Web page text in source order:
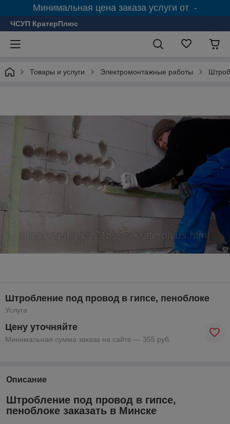
Минимальная цена заказа услуги от -
ЧСУП КратерПлюс
Товары и услуги Электромонтажные работы
Штробление под провод в гипсе, пеноблоке
Услуга
Цену уточняйте
Минимальная сумма заказа на сайте — 355 руб.
Описание
Штробление под провод в гипсе,
пеноблоке заказать в Минске